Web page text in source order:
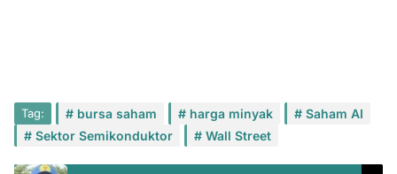
Tag: bursa saham harga minyak
Saham AI
Sektor Semikonduktor
Wall Street